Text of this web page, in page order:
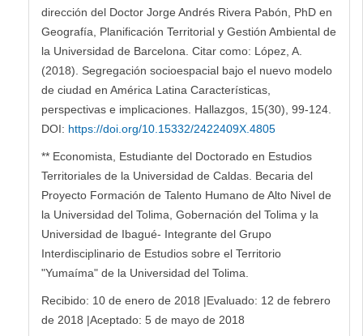
dirección del Doctor Jorge Andrés Rivera Pabón, PhD en
Geografía, Planificación Territorial y Gestión Ambiental de
la Universidad de Barcelona. Citar como: López, A.
(2018). Segregación socioespacial bajo el nuevo modelo
de ciudad en América Latina Características,
perspectivas e implicaciones. Hallazgos, 15(30), 99-124.
DOI: https://doi.org/10.15332/2422409X.4805
** Economista, Estudiante del Doctorado en Estudios
Territoriales de la Universidad de Caldas. Becaria del
Proyecto Formación de Talento Humano de Alto Nivel de
la Universidad del Tolima, Gobernación del Tolima y la
Universidad de Ibagué- Integrante del Grupo
Interdisciplinario de Estudios sobre el Territorio
"Yumaíma" de la Universidad del Tolima.
Recibido: 10 de enero de 2018 |Evaluado: 12 de febrero
de 2018 |Aceptado: 5 de mayo de 2018